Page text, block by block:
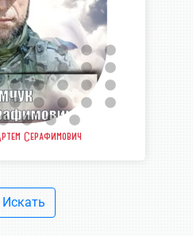
Серафимович
Искать